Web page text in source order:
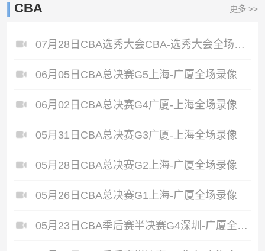
CBA 更多 >>
07月28日CBA选秀大会CBA-选秀大会全场录像
06月05日CBA总决赛G5上海-广厦全场录像
06月02日CBA总决赛G4广厦-上海全场录像
05月31日CBA总决赛G3广厦-上海全场录像
05月28日CBA总决赛G2上海-广厦全场录像
05月26日CBA总决赛G1上海-广厦全场录像
05月23日CBA季后赛半决赛G4深圳-广厦全场录像